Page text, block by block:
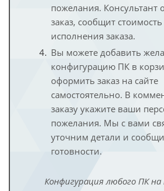
пожелания. Консультант
заказ, сообщит
исполнения заказа.
Вы можете добавить
конфигурацию ПК в
оформить заказ на сайте
самостоятельно. В
заказу укажите ваши
пожелания. Мы с вами
уточним детали и
готовности.
Конфигурация любого ПК